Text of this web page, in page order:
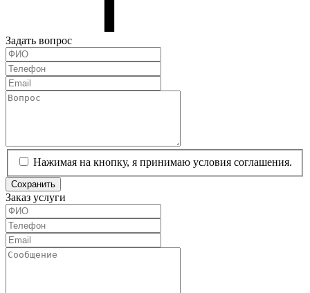
Задать вопрос
Нажимая на кнопку, я принимаю условия соглашения.
Сохранить
Заказ услуги